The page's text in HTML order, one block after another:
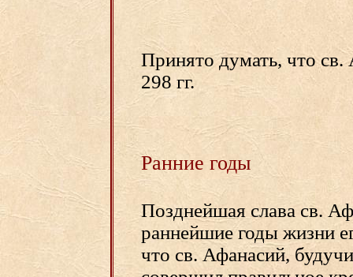
Принято думать, что
298 гг.
Ранние годы
Позднейшая слава св.
раннейшие годы жизни
что св. Афанасий,